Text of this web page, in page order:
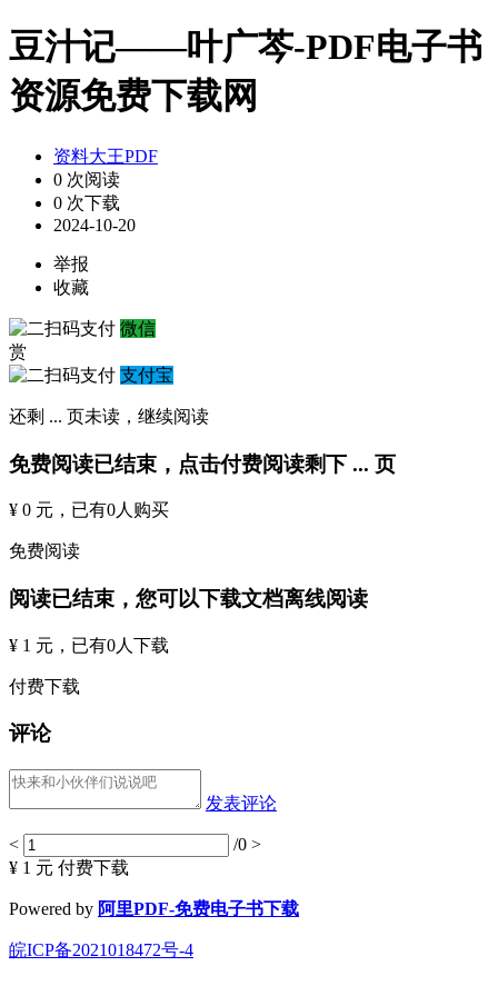
豆汁记——叶广芩-PDF电子书
资源免费下载网
资料大王PDF
0 次阅读
0 次下载
2024-10-20
举报
收藏
微信
赏
支付宝
还剩 ... 页未读， 继续阅读
免费阅读已结束，点击付费阅读剩下 ... 页
¥ 0 元 ，已有0人购买
免费阅读
阅读已结束，您可以下载文档离线阅读
¥ 1 元 ，已有0人下载
付费下载
评论
发表评论
< /0 >
¥ 1 元 付费下载
Powered by 阿里PDF-免费电子书下载
皖ICP备2021018472号-4